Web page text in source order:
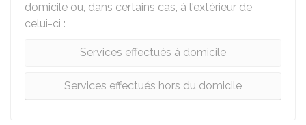
domicile ou, dans certains cas, à l'extérieur de
celui-ci :
Services effectués à domicile
Services effectués hors du domicile